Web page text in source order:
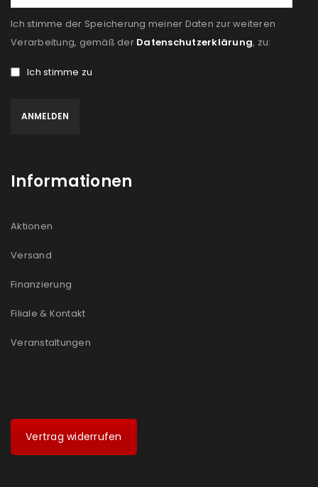
E-Mail-Adresse
deine E-Mail-Adresse gesendet.
Please select all the ways you would like to hear from
Ich stimme zu
Ja, ich möchte ein Kundenkonto eröffnen und
akzeptiere die
Ich stimme der Speicherung meiner Daten zur weiteren
Verarbeitung, gemäß der Datenschutzerklärung, zu:
Ich stimme zu
Informationen
Aktionen
Versand
Finanzierung
Filiale & Kontakt
Veranstaltungen
Vertrag widerrufen